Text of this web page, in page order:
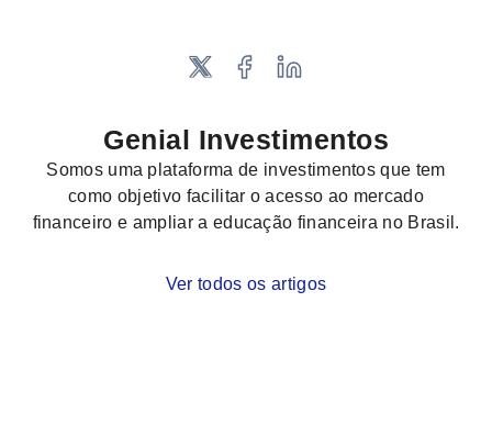
Genial Investimentos
Somos uma plataforma de investimentos que tem
como objetivo facilitar o acesso ao mercado
financeiro e ampliar a educação financeira no Brasil.
Ver todos os artigos